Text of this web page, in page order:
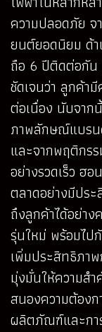
ความปลอดภัย จ
ยนต์ยอดนิยม ด้
ถือ 6 ปีติดต่อกัน
ชัดเจนว่า ลูกค้า
ต่อเนื่อง นับจาก
ภาพลักษณ์แบรน
และจากพฤติกร
อย่างรวดเร็ว ฮ
ตลาดอย่างมีประ
ถึงลูกค้าได้อย่า
รุ่นใหม่ พร้อมไป
เพิ่มประสิทธิภา
มุ่งมั่นให้ความส
สนองความต้อง
ผลิตภัณฑ์และกา